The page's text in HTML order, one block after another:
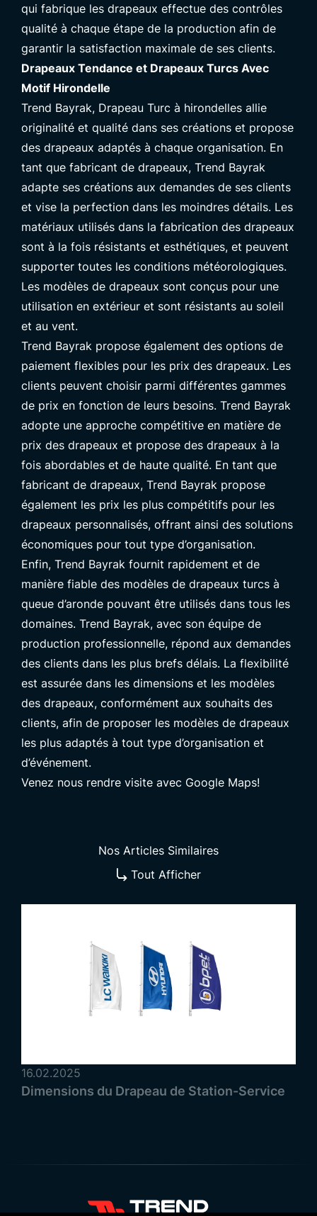
qui fabrique les drapeaux effectue des contrôles
qualité à chaque étape de la production afin de
garantir la satisfaction maximale de ses clients.
Drapeaux Tendance et Drapeaux Turcs Avec
Motif Hirondelle
Trend Bayrak, Drapeau Turc à hirondelles allie
originalité et qualité dans ses créations et propose
des drapeaux adaptés à chaque organisation. En
tant que fabricant de drapeaux, Trend Bayrak
adapte ses créations aux demandes de ses clients
et vise la perfection dans les moindres détails. Les
matériaux utilisés dans la fabrication des drapeaux
sont à la fois résistants et esthétiques, et peuvent
supporter toutes les conditions météorologiques.
Les modèles de drapeaux sont conçus pour une
utilisation en extérieur et sont résistants au soleil
et au vent.
Trend Bayrak propose également des options de
paiement flexibles pour les prix des drapeaux. Les
clients peuvent choisir parmi différentes gammes
de prix en fonction de leurs besoins. Trend Bayrak
adopte une approche compétitive en matière de
prix des drapeaux et propose des drapeaux à la
fois abordables et de haute qualité. En tant que
fabricant de drapeaux, Trend Bayrak propose
également les prix les plus compétitifs pour les
drapeaux personnalisés, offrant ainsi des solutions
économiques pour tout type d’organisation.
Enfin, Trend Bayrak fournit rapidement et de
manière fiable des modèles de drapeaux turcs à
queue d’aronde pouvant être utilisés dans tous les
domaines. Trend Bayrak, avec son équipe de
production professionnelle, répond aux demandes
des clients dans les plus brefs délais. La flexibilité
est assurée dans les dimensions et les modèles
des drapeaux, conformément aux souhaits des
clients, afin de proposer les modèles de drapeaux
les plus adaptés à tout type d’organisation et
d’événement.
Venez nous rendre visite avec Google Maps!
Nos Articles Similaires
Tout Afficher
16.02.2025
Dimensions du Drapeau de Station-Service